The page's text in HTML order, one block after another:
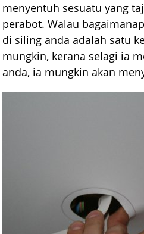
menyentuh sesuatu yang
perabot. Walau
di siling anda adalah satu
mungkin, kerana selagi ia
anda, ia mungkin akan